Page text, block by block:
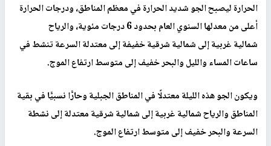
الحرارة ليصبح الجو شديد الحرارة في معظم المناطق، ودرجات الحرارة
أعلى من معدلها السنوي العام بحدود 6 درجات مئوية، والرياح
شمالية غربية إلى شمالية شرقية خفيفة إلى معتدلة السرعة تنشط في
ساعات المساء والليل والبحر خفيفإلى متوسط ارتفاع الموج.
ويكون الجو هذه الليلة معتدلًا في المناطق الجبليةوحارًّا نسبيًّا في بقية
المناطق والرياح شمالية غربيةإلى شمالية شرقية معتدلةإلى نشطة
السرعة والبحر خفيف إلى متوسط ارتفاع الموج.